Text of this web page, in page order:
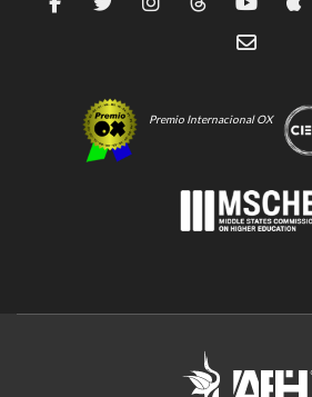
Premio Internacional OX